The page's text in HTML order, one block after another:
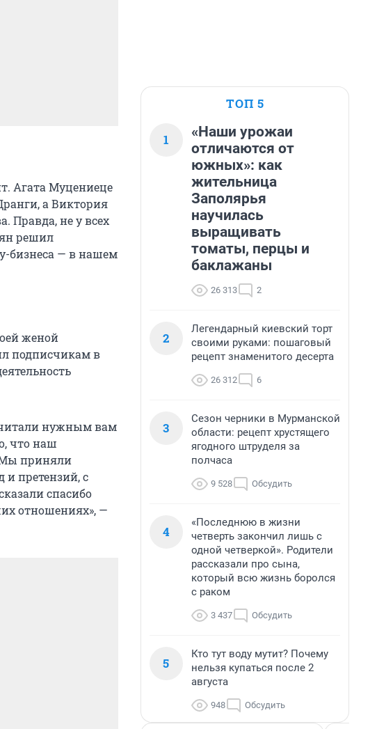
Агата Муцениеце
а Виктория
Правда, не у всех
решил
бизнеса — в нашем
женой
подписчикам в
нужным вам
что наш
Мы приняли
претензий, с
спасибо
отношениях», —
ТОП 5
1
«Наши урожаи
отличаются от
южных»: как
жительница
Заполярья
научилась
выращивать
томаты, перцы и
баклажаны
26 313 2
2
Легендарный киевский торт
своими руками: пошаговый
рецепт знаменитого десерта
26 312 6
3
Сезон черники в Мурманской
области: рецепт хрустящего
ягодного штруделя за
полчаса
9 528 Обсудить
4
«Последнюю в жизни
четверть закончил лишь с
одной четверкой». Родители
рассказали про сына,
который всю жизнь боролся
с раком
3 437 Обсудить
5
Кто тут воду мутит? Почему
нельзя купаться после 2
августа
948 Обсудить